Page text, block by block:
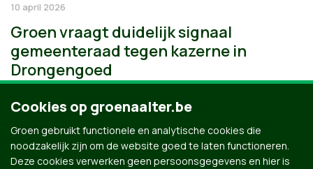
10 april 2026
Groen vraagt duidelijk signaal
gemeenteraad tegen kazerne in
Drongengoed
Cookies op groenaalter.be
Groen gebruikt functionele en analytische cookies die
noodzakelijk zijn om de website goed te laten functioneren.
Deze cookies verwerken geen persoonsgegevens en hier is